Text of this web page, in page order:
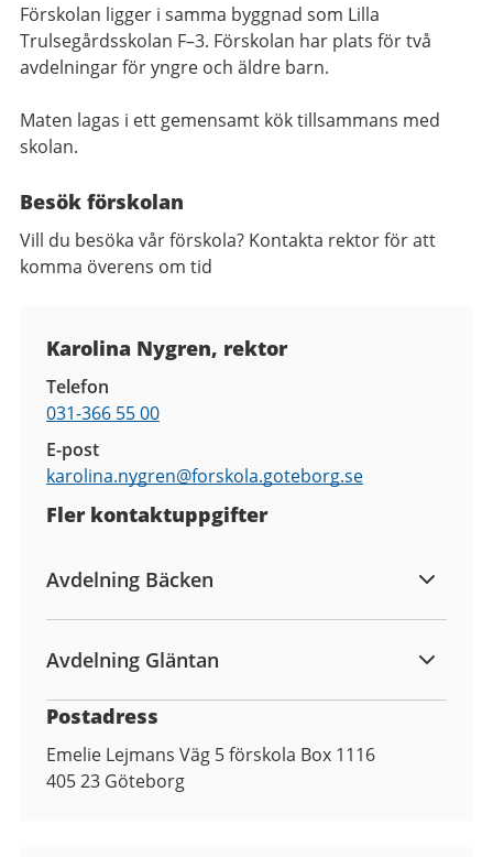
Förskolan ligger i samma byggnad som Lilla
Trulsegårdsskolan F–3. Förskolan har plats för två
avdelningar för yngre och äldre barn.
Maten lagas i ett gemensamt kök tillsammans med
skolan.
Besök förskolan
Vill du besöka vår förskola? Kontakta rektor för att
komma överens om tid
Karolina Nygren, rektor
Telefon
031-366 55 00
E-post
karolina.nygren@forskola.goteborg.se
Fler kontaktuppgifter
Avdelning Bäcken
Avdelning Gläntan
Postadress
Emelie Lejmans Väg 5 förskola Box 1116
405 23 Göteborg